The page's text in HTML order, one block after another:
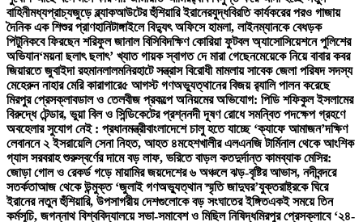
বাহিনীমধ্যপ্রাচ্যজুড়ে ব্ল্যাকআউটের হুঁশিয়ারি ইরানেরযুদ্ধবিরতি কার্যকরের পরও গাজায়
দৈনিক এক শিশুর প্রাণহানিটাঙ্গাইলে বিদ্যুৎ অফিসে হামলা, লাইনম্যানকে বেধড়ক
পিটুনিকবে ফিরছেন শরিফুল জানাল বিসিবিদক্ষিণ কোরিয়া ফুটবল অ্যাসোসিয়েশনে পুলিশের
অভিযান‘ময়না ছলাৎ ছলাৎ’ খ্যাত গায়ক স্বাগত দে মারা গেছেনমেয়েকে নিয়ে বাবার কবর
জিয়ারতে জুবাইদা রহমানলালমনিরহাটে সন্ত্রাস বিরোধী মামলায় সাবেক জেলা পরিষদ সদস্য
মেহেরুন নাহার মেরি কারাগারে৫ আগস্ট গণঅভ্যুত্থানের বিজয় র‍্যালি পালন করেছে
মিরপুর প্রেসক্লাবডাল ও তেলবীজ প্রকল্পে অনিয়মের অভিযোগ: পিডি শফিকুল ইসলামের
বিরুদ্ধে টেন্ডার, ভুয়া বিল ও সিন্ডিকেটের প্রশ্ননদী দূষণ রোধে সমন্বিত পদক্ষেপ গ্রহণে
অবহেলার সুযোগ নেই : প্রধানমন্ত্রীবাংলাদেশে চালু হতে যাচ্ছে ‘ক্যাফে আমাজন’দক্ষিণ
লেবাননে ২ ইসরায়েলি সেনা নিহত, আহত ৪মহেশখালীর এলএনজি টার্মিনাল থেকে আংশিক
গ্যাস সরবরাহ শুরুস্বর্ণের দামে বড় লাফ, ভরিতে বাড়ল কতদুর্দান্ত কামব্যাক মেসির:
জোড়া গোল ও রেকর্ড গড়ে মায়ামির জয়দেশের ৬ অঞ্চলে ঝড়-বৃষ্টির আভাস, নদীবন্দরে
সতর্কতাআজ থেকে উন্মুক্ত ‘জুলাই গণঅভ্যুত্থান স্মৃতি জাদুঘর’যুক্তরাষ্ট্রকে ঘিরে
ইরানের নতুন হুঁশিয়ারি, উপসাগরীয় দেশগুলোকে বড় সংঘাতের ইঙ্গিতএকই সময়ে তিন
কর্মসূচি, জগন্নাথ বিশ্ববিদ্যালয়ে সভা-সমাবেশ ও মিছিল নিষিদ্ধমিরপুর প্রেসক্লাবে ‘২৪-